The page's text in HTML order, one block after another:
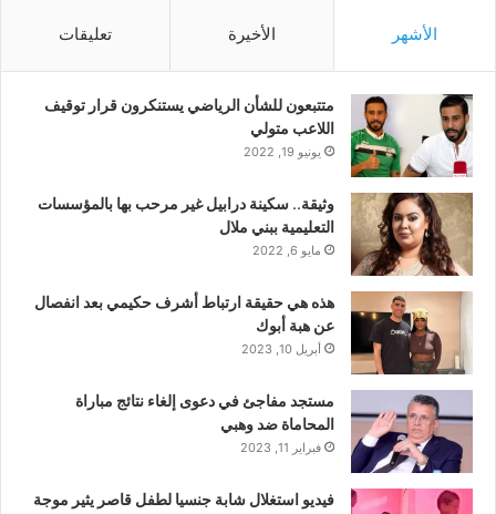
الأشهر الأخيرة تعليقات
متتبعون للشأن الرياضي يستنكرون قرار توقيف
اللاعب متولي
يونيو 19, 2022
وثيقة.. سكينة درابيل غير مرحب بها بالمؤسسات
التعليمية ببني ملال
مايو 6, 2022
هذه هي حقيقة ارتباط أشرف حكيمي بعد انفصال
عن هبة أبوك
أبريل 10, 2023
مستجد مفاجئ في دعوى إلغاء نتائج مباراة
المحاماة ضد وهبي
فبراير 11, 2023
فيديو استغلال شابة جنسيا لطفل قاصر يثير موجة